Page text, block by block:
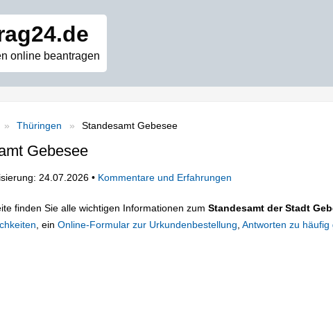
online beantragen
Thüringen Standesamt Gebesee
Gebesee
24.07.2026 • Kommentare und Erfahrungen
finden Sie alle wichtigen Informationen zum Standesamt der Stadt
, ein Online-Formular zur Urkundenbestellung Antworten zu häufig